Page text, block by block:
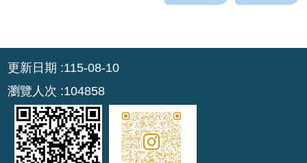
更新日期
115-08-10
瀏覽人次
104858